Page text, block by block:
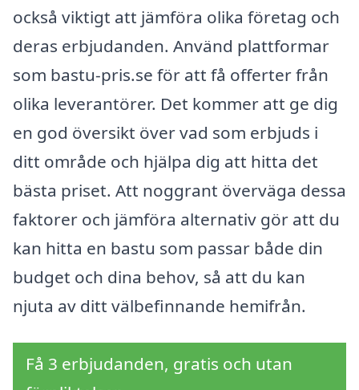
också viktigt att jämföra olika företag och
deras erbjudanden. Använd plattformar
som bastu-pris.se för att få offerter från
olika leverantörer. Det kommer att ge dig
en god översikt över vad som erbjuds i
ditt område och hjälpa dig att hitta det
bästa priset. Att noggrant överväga dessa
faktorer och jämföra alternativ gör att du
kan hitta en bastu som passar både din
budget och dina behov, så att du kan
njuta av ditt välbefinnande hemifrån.
Få 3 erbjudanden, gratis och utan